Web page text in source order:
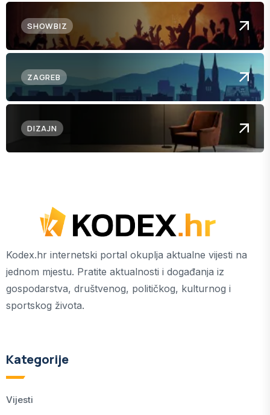
SHOWBIZ
ZAGREB
DIZAJN
Kodex.hr internetski portal okuplja aktualne vijesti na
jednom mjestu. Pratite aktualnosti i događanja iz
gospodarstva, društvenog, političkog, kulturnog i
sportskog života.
Kategorije
Vijesti